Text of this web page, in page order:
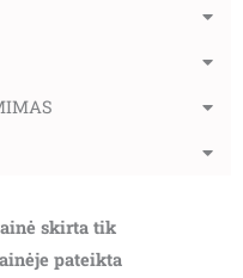
skirta tik
pateikta